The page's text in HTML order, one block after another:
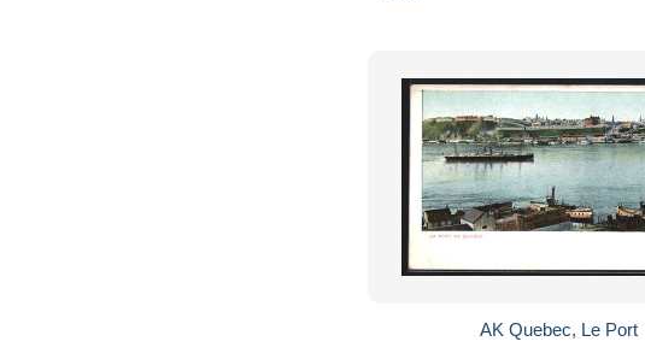
AK Quebec, Le Port